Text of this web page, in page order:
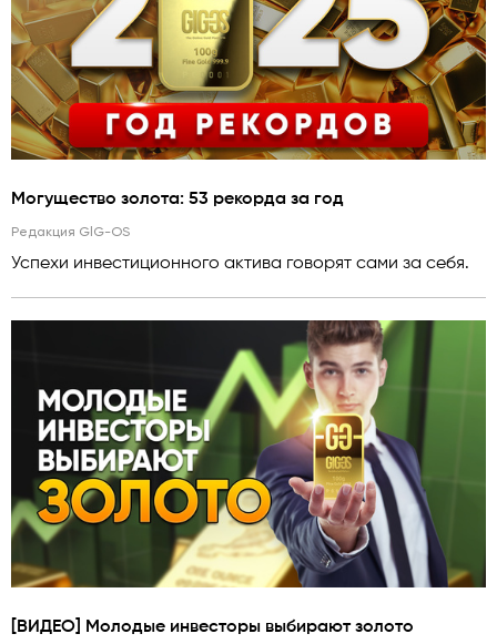
Могущество золота: 53 рекорда за год
Редакция GlG-OS
Успехи инвестиционного актива говорят сами за себя.
[ВИДЕО] Молодые инвесторы выбирают золото